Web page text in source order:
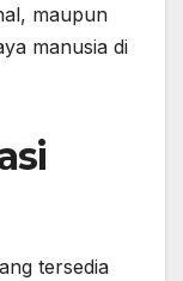
maupun
manusia di
tersedia